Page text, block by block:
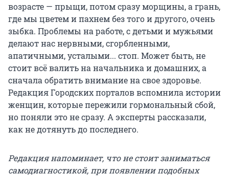
возрасте — прыщи, потом сразу морщины, а грань,
где мы цветем и пахнем без того и другого, очень
зыбка. Проблемы на работе, с детьми и мужьями
делают нас нервными, сгорбленными,
апатичными, усталыми... стоп. Может быть, не
стоит всё валить на начальника и домашних, а
сначала обратить внимание на свое здоровье.
Редакция Городских порталов вспомнила истории
женщин, которые пережили гормональный сбой,
но поняли это не сразу. А эксперты рассказали,
как не дотянуть до последнего.
Редакция напоминает, что не стоит заниматься
самодиагностикой, при появлении подобных